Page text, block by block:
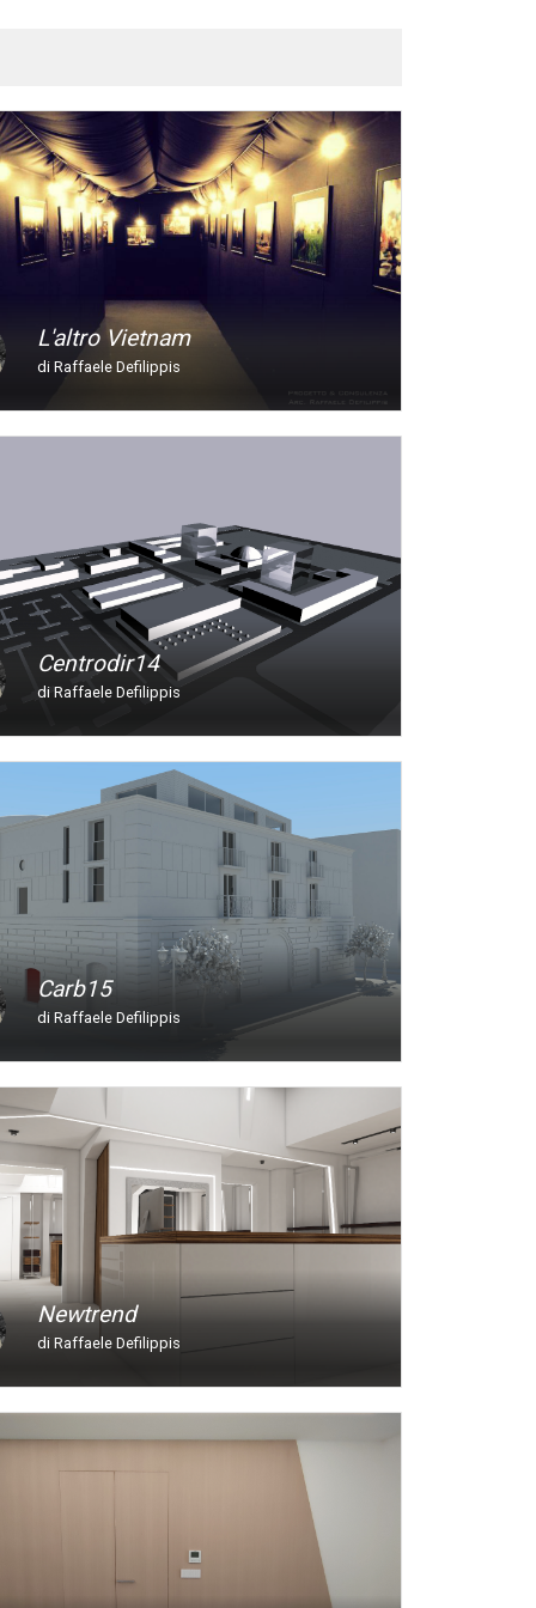
L'altro Vietnam
di Raffaele Defilippis
Centrodir14
di Raffaele Defilippis
Carb15
di Raffaele Defilippis
Newtrend
di Raffaele Defilippis